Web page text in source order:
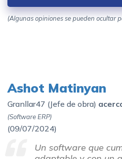
(Algunas opiniones se pueden ocultar
Ashot Matinyan
Granllar47 (Jefe de obra)
(Software ERP)
(09/07/2024)
Un software que